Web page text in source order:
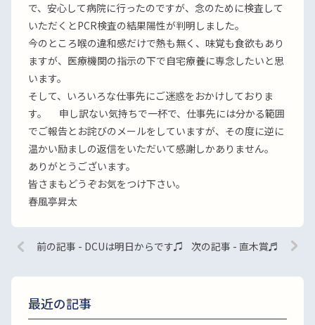
で、安心して病院に行ったのですが、念のために検査して
いただくとPCR検査の結果陽性が判明しました。
今のところ喉の違和感だけで熱も無く、味覚も食欲もあり
ますが、医療機関の指示の下で自宅療養に専念したいと思
います。
そして、いろいろな仕事先にご迷惑をおかけしておりま
す。 申し訳ない気持ちで一杯で、仕事先には分かる範囲
でご報告とお詫びのメールをしていますが、その度に逆に
温かい励ましの返信をいただいて感謝しかありません。
ありがとうございます。
皆さまもどうぞお気をつけ下さい。
春風亭昇太
前の記事 - DCUは明日からです♫ 次の記事 - 直木賞♬
最近の記事